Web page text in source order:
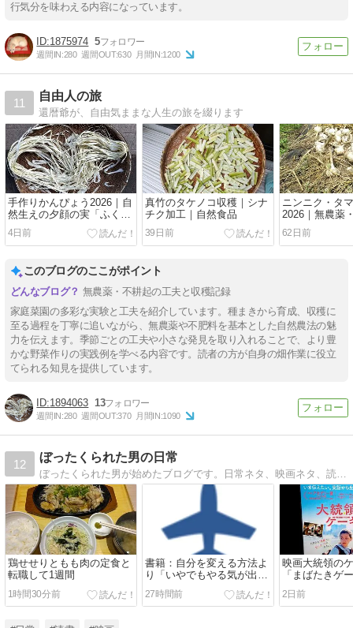
行気分を味わえる内容になっています。
1875974 5
週間IN:280 週間OUT:630 月間IN:1200
11
自由人の旅
還暦爺が、自由気ままな人生の旅を綴ります
手作りかんぴょう2026｜自
然生えの夕顔の実「ふく
べ」
4日前
真竹のタケノコ収穫｜シナ
チク加工｜自然食品
39日前
ニンニク・タ
2026｜無農薬
耕起栽培
62日前
このブログのここがポイント
無農薬・不耕起の工夫と収穫記録
家庭菜園の多彩な実験と工夫を紹介しています。種まきから育成、収穫に
至る過程を丁寧に追いながら、無農薬や不肥料を基本とした自然農法の魅
力を伝えます。季節ごとの工夫や小さな発見を取り入れることで、より豊
かな野菜作りの実践例を学べる内容です。読者の方が自身の畑作業に役立
てられる知見を提供しています。
1894063 13
週間IN:280 週間OUT:370 月間IN:1090
12
ぼったくられた男の日常
鶏せせりともも肉の定食と
転職して1週間
1時間30分前
書籍：自分を変える方法よ
り「いやでもやる気が出
る」
27時間前
映画大統領の
「まばたきゲ
う」
2日前